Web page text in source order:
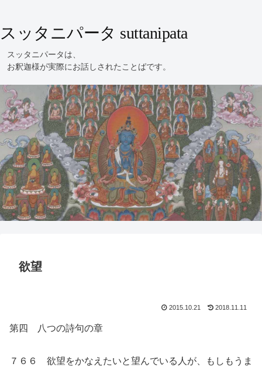
スッタニパータ suttanipata
欲望
2015.10.21 2018.11.11
第四 八つの詩句の章
７６６ 欲望をかなえたいと望んでいる人が、もしもうま